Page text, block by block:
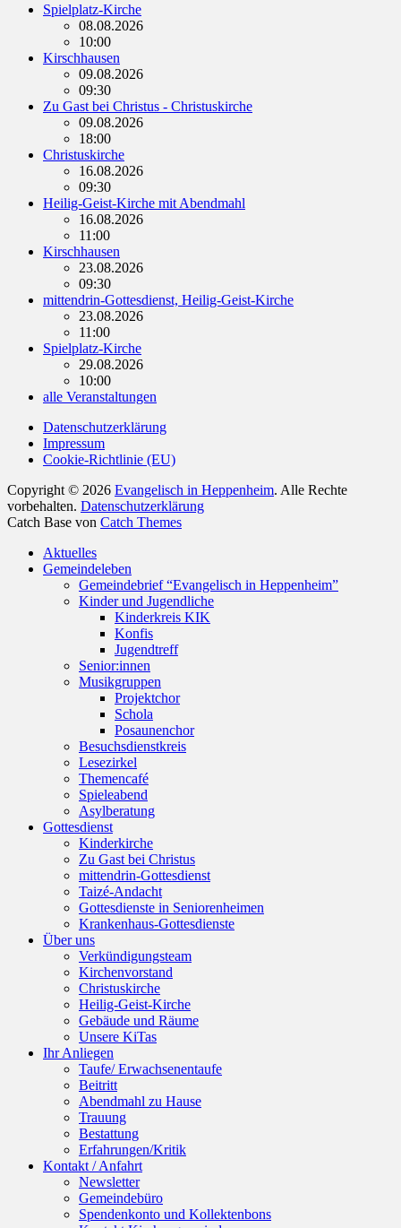
Spielplatz-Kirche
08.08.2026
10:00
Kirschhausen
09.08.2026
09:30
Zu Gast bei Christus - Christuskirche
09.08.2026
18:00
Christuskirche
16.08.2026
09:30
Heilig-Geist-Kirche mit Abendmahl
16.08.2026
11:00
Kirschhausen
23.08.2026
09:30
mittendrin-Gottesdienst, Heilig-Geist-Kirche
23.08.2026
11:00
Spielplatz-Kirche
29.08.2026
10:00
alle Veranstaltungen
Datenschutzerklärung
Impressum
Cookie-Richtlinie (EU)
Copyright © 2026 Evangelisch in Heppenheim. Alle Rechte
vorbehalten. Datenschutzerklärung
Catch Base von Catch Themes
oben
scrollen
Aktuelles
Gemeindeleben
Gemeindebrief “Evangelisch in Heppenheim”
Kinder und Jugendliche
Kinderkreis KIK
Konfis
Jugendtreff
Senior:innen
Musikgruppen
Projektchor
Schola
Posaunenchor
Besuchsdienstkreis
Lesezirkel
Themencafé
Spieleabend
Asylberatung
Gottesdienst
Kinderkirche
Zu Gast bei Christus
mittendrin-Gottesdienst
Taizé-Andacht
Gottesdienste in Seniorenheimen
Krankenhaus-Gottesdienste
Über uns
Verkündigungsteam
Kirchenvorstand
Christuskirche
Heilig-Geist-Kirche
Gebäude und Räume
Unsere KiTas
Ihr Anliegen
Taufe/ Erwachsenentaufe
Beitritt
Abendmahl zu Hause
Trauung
Bestattung
Erfahrungen/Kritik
Kontakt / Anfahrt
Newsletter
Gemeindebüro
Spendenkonto und Kollektenbons